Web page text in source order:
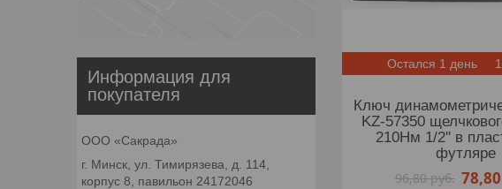
Остался 1 день
Ключ
KZ-57350
210Нм 1/2'' в
футляре
96,80руб. 78,80
Информация для
покупателя
ООО «Сакрада»
г. Минск, ул. Тимирязева, д. 114,
корпус 8, павильон 24172046